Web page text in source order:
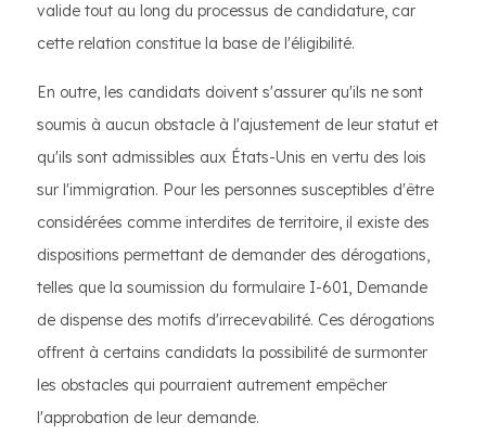
valide tout au long du processus de candidature, car
cette relation constitue la base de l'éligibilité.
En outre, les candidats doivent s'assurer qu'ils ne sont
soumis à aucun obstacle à l'ajustement de leur statut et
qu'ils sont admissibles aux États-Unis en vertu des lois
sur l'immigration. Pour les personnes susceptibles d'être
considérées comme interdites de territoire, il existe des
dispositions permettant de demander des dérogations,
telles que la soumission du formulaire I-601, Demande
de dispense des motifs d'irrecevabilité. Ces dérogations
offrent à certains candidats la possibilité de surmonter
les obstacles qui pourraient autrement empêcher
l'approbation de leur demande.